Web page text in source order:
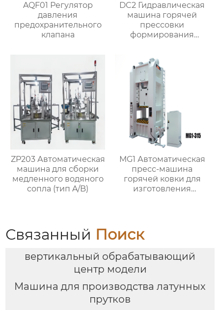
AQF01 Регулятор
давления
предохранительного
клапана
DC2 Гидравлическая
машина горячей
прессовки
формирования
ZP203 Автоматическая
машина для сборки
медленного водяного
сопла (тип A/B)
MG1 Автоматическая
пресс-машина
горячей ковки для
изготовления
Связанный Поиск
вертикальный обрабатывающий
центр модели
Машина для производства латунных
прутков